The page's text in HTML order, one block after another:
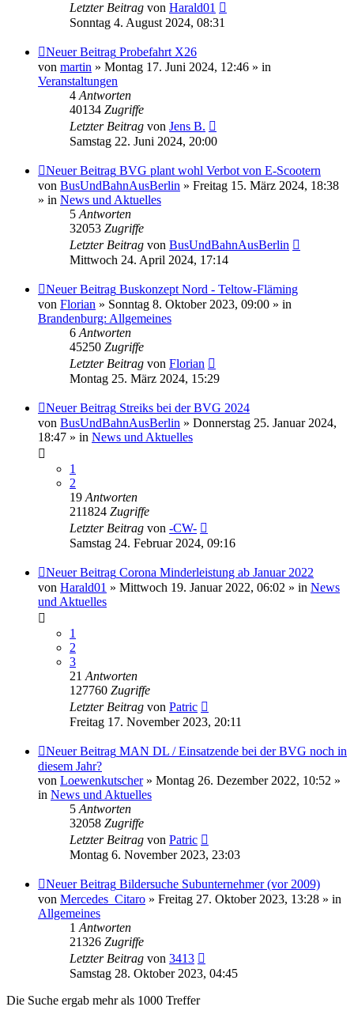
Letzter Beitrag von Harald01
Sonntag 4. August 2024, 08:31
Neuer Beitrag Probefahrt X26
von martin » Montag 17. Juni 2024, 12:46 » in
Veranstaltungen
4Antworten
40134 Zugriffe
Letzter Beitrag von Jens B.
Samstag 22. Juni 2024, 20:00
Neuer Beitrag BVG plant wohl Verbot von E-Scootern
von BusUndBahnAusBerlin » Freitag 15. März 2024, 18:38
» in News und Aktuelles
5Antworten
32053 Zugriffe
Letzter Beitrag von BusUndBahnAusBerlin
Mittwoch 24. April 2024, 17:14
Neuer Beitrag Buskonzept Nord - Teltow-Fläming
von Florian » Sonntag 8. Oktober 2023, 09:00 » in
Brandenburg: Allgemeines
6Antworten
45250 Zugriffe
Letzter Beitrag von Florian
Montag 25. März 2024, 15:29
Neuer Beitrag Streiks bei der BVG 2024
von BusUndBahnAusBerlin » Donnerstag 25. Januar 2024,
18:47 » in News und Aktuelles
1
2
19Antworten
211824 Zugriffe
Letzter Beitrag von -CW-
Samstag 24. Februar 2024, 09:16
Neuer Beitrag Corona Minderleistung ab Januar 2022
von Harald01 » Mittwoch 19. Januar 2022, 06:02 » in News
und Aktuelles
1
2
3
21Antworten
127760 Zugriffe
Letzter Beitrag von Patric
Freitag 17. November 2023, 20:11
Neuer Beitrag MAN DL / Einsatzende bei der BVG noch in
diesem Jahr?
von Loewenkutscher» Montag 26. Dezember 2022, 10:52 »
in News und Aktuelles
5Antworten
32058 Zugriffe
Letzter Beitrag von Patric
Montag 6. November 2023, 23:03
Neuer Beitrag Bildersuche Subunternehmer (vor 2009)
von Mercedes_Citaro » Freitag 27. Oktober 2023, 13:28 » in
Allgemeines
1Antworten
21326 Zugriffe
Letzter Beitrag von 3413
Samstag 28. Oktober 2023, 04:45
Die Suche ergab mehr als 1000 Treffer